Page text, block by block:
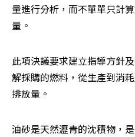
量進行分析，而不單單只計
量。
此項決議要求建立指導方針
解採購的燃料，從生產到消
排放量。
油砂是天然瀝青的沈積物，